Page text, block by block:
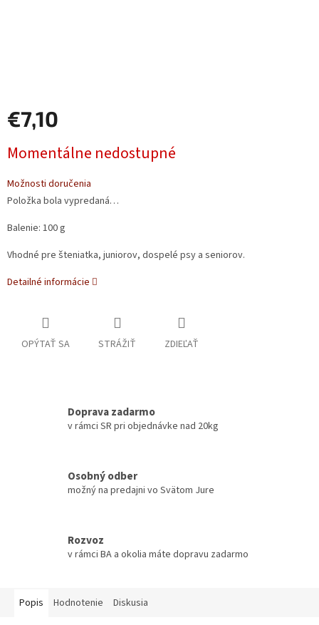
€7,10
cena:
Momentálne nedostupné
Možnosti doručenia
Položka bola vypredaná…
Balenie: 100 g
Vhodné pre šteniatka, juniorov, dospelé psy a seniorov.
Detailné informácie
OPÝTAŤ SA STRÁŽIŤ ZDIEĽAŤ
Doprava zadarmo
v rámci SR pri objednávke nad 20kg
Osobný odber
možný na predajni vo Svätom Jure
Rozvoz
v rámci BA a okolia máte dopravu zadarmo
Popis Hodnotenie Diskusia